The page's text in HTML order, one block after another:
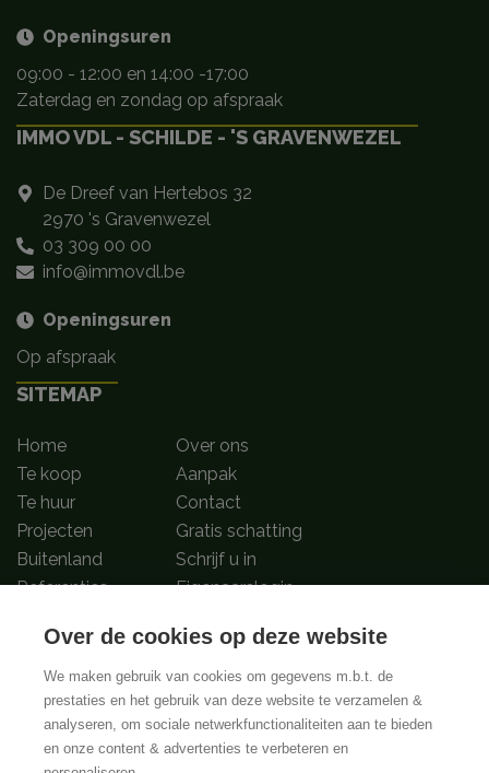
Openingsuren
09:00 - 12:00 en 14:00 -17:00
Zaterdag en zondag op afspraak
IMMO VDL - SCHILDE - 'S GRAVENWEZEL
De Dreef van Hertebos 32
2970 's Gravenwezel
03 309 00 00
info@immovdl.be
Openingsuren
Op afspraak
SITEMAP
Home
Te koop
Te huur
Projecten
Buitenland
Referenties
Over ons
Aanpak
Contact
Gratis schatting
Schrijf u in
Eigenaarslogin
Volg ons op
BIV-Erkende vastgoedmakelaar-bemiddelaars in België met BIV nummers
502.673, 504.001 en 508.721 | Toezichthoudende authoriteit:
Over de cookies op deze website
We maken gebruik van cookies om gegevens m.b.t. de
prestaties en het gebruik van deze website te verzamelen &
analyseren, om sociale netwerkfunctionaliteiten aan te bieden
en onze content & advertenties te verbeteren en